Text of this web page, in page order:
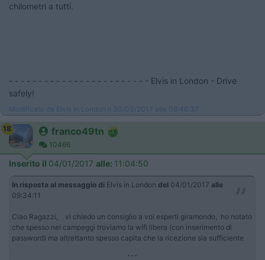
chilometri a tutti.
- - - - - - - - - - - - - - - - - - - - - - - - Elvis in London - Drive
safely!
Modificato da Elvis in London il 30/03/2017 alle 08:46:37
18 franco49tn
10466
Inserito il 04/01/2017 alle: 11:04:50
In risposta al messaggio di Elvis in London del 04/01/2017 alle
09:34:11
Ciao Ragazzi, vi chiedo un consiglio a voi esperti giramondo, ho notato
che spesso nei campeggi troviamo la wifi libera (con inserimento di
password) ma altrettanto spesso capita che la ricezione sia sufficiente
...